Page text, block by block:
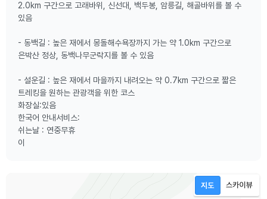
2.0km 구간으로 고래바위, 신선대, 백두봉, 암릉길, 해골바위를 볼 수
있음
- 동백길 : 높은 재에서 몽돌해수욕장까지 가는 약 1.0km 구간으로
은박산 정상, 동백나무군락지를 볼 수 있음
- 설운길 : 높은 재에서 마을까지 내려오는 약 0.7km 구간으로 짧은
트레킹을 원하는 관광객을 위한 코스
화장실:있음
한국어 안내서비스:
쉬는날 : 연중무휴
이